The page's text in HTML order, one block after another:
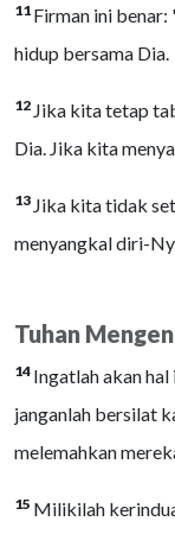
11 Firman ini
hidup bersama Dia.
12 Jika kita tetap
Dia. Jika kita
13 Jika kita tidak
menyangkal diri-
Tuhan
14 Ingatlah akan
janganlah bersilat
melemahkan
15 Milikilah